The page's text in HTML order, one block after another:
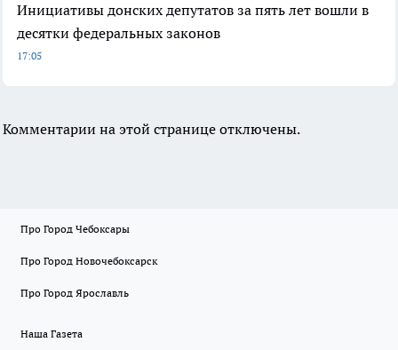
Инициативы донских депутатов за пять лет вошли в
десятки федеральных законов
17:05
Комментарии на этой странице отключены.
Про Город Чебоксары
Про Город Новочебоксарск
Про Город Ярославль
Наша Газета